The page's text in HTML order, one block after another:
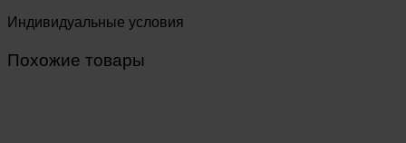
Индивидуальные условия
Похожие товары